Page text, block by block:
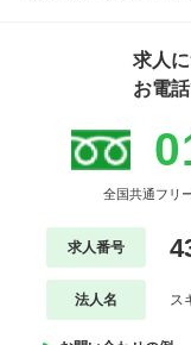
求人
お電
全国共通フリ
求人番号
法人名 ス